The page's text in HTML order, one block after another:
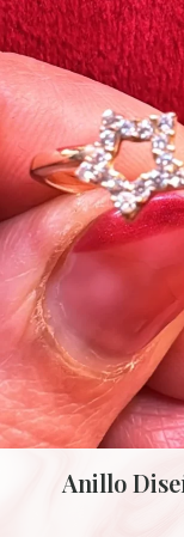
Anillo